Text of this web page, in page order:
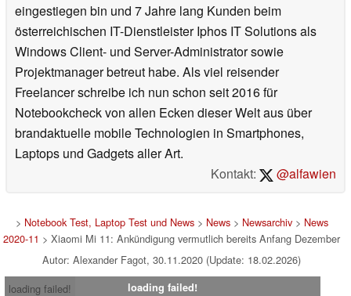
eingestiegen bin und 7 Jahre lang Kunden beim
österreichischen IT-Dienstleister Iphos IT Solutions als
Windows Client- und Server-Administrator sowie
Projektmanager betreut habe. Als viel reisender
Freelancer schreibe ich nun schon seit 2016 für
Notebookcheck von allen Ecken dieser Welt aus über
brandaktuelle mobile Technologien in Smartphones,
Laptops und Gadgets aller Art.
Kontakt:
@alfawien
> Notebook Test, Laptop Test und News> News> Newsarchiv> News
2020-11 > Xiaomi Mi 11: Ankündigung vermutlich bereits Anfang Dezember
Autor: Alexander Fagot, 30.11.2020 (Update: 18.02.2026)
loading failed!
loading failed!